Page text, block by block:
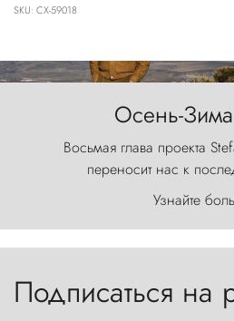
SKU: CX-59018
Осень-
Восьмая глава проекта
переносит нас к
первозданного мира,
первобытной яростью
Торрес-дель-Пайне,
Узнайте
Подписаться на